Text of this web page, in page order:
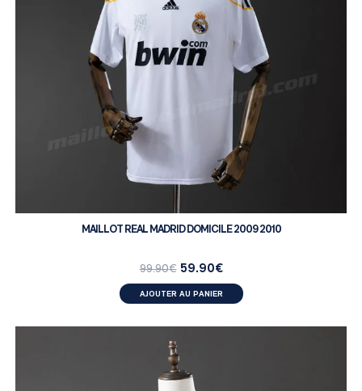
MAILLOT REAL MADRID DOMICILE 2009 2010
99.90€ 59.90€
AJOUTER AU PANIER